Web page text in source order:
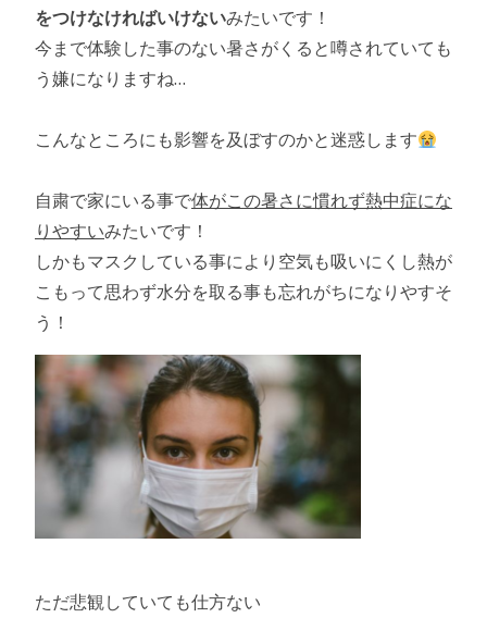
をつけなければいけないみたいです！
今まで体験した事のない暑さがくると噂されていても
う嫌になりますね…
こんなところにも影響を及ぼすのかと迷惑します
自粛で家にいる事で体がこの暑さに慣れず熱中症にな
りやすいみたいです！
しかもマスクしている事により空気も吸いにくし熱が
こもって思わず水分を取る事も忘れがちになりやすそ
う！
ただ悲観していても仕方ない